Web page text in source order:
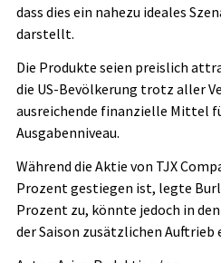
dass dies ein nahezu ideales
darstellt.
Die Produkte seien preislich
die US-Bevölkerung trotz aller
ausreichende finanzielle Mittel
Ausgabenniveau.
Während die Aktie von TJX
Prozent gestiegen ist, legte
Prozent zu, könnte jedoch in
der Saison zusätzlichen Auftrieb